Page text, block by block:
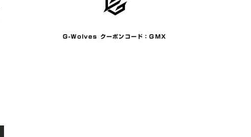
G-Wolves クーポンコード：GMX